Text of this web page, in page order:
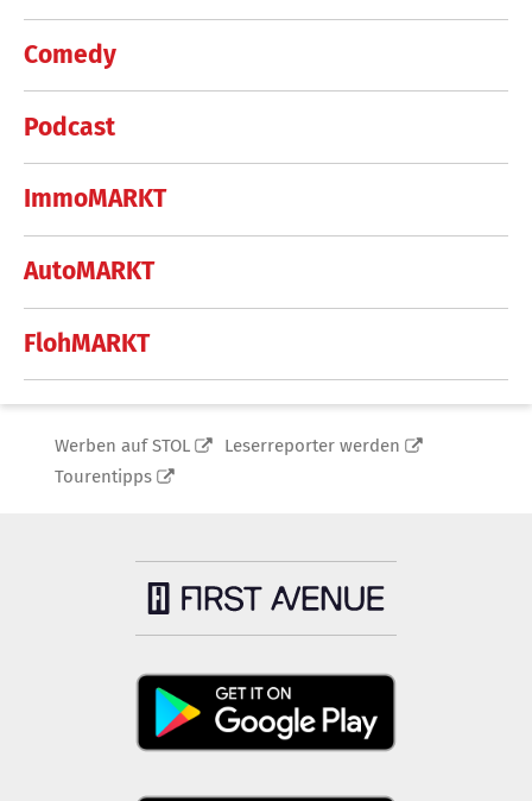
Comedy
Podcast
ImmoMARKT
AutoMARKT
FlohMARKT
Werben auf STOL
Leserreporter werden
Tourentipps